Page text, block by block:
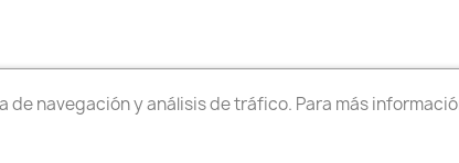
Condiciones de compra
navegación y análisis de tráfico. Para más